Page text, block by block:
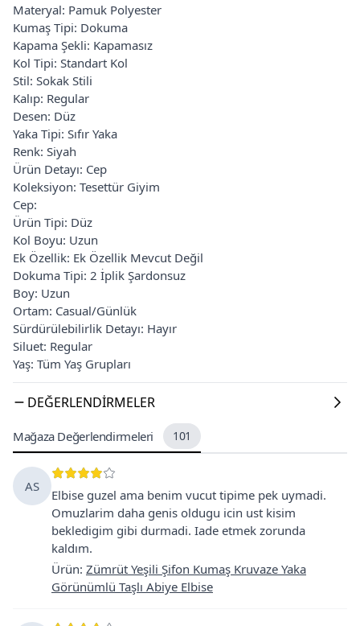
Materyal: Pamuk Polyester
Kumaş Tipi: Dokuma
Kapama Şekli: Kapamasız
Kol Tipi: Standart Kol
Stil: Sokak Stili
Kalıp: Regular
Desen: Düz
Yaka Tipi: Sıfır Yaka
Renk: Siyah
Ürün Detayı: Cep
Koleksiyon: Tesettür Giyim
Cep:
Ürün Tipi: Düz
Kol Boyu: Uzun
Ek Özellik: Ek Özellik Mevcut Değil
Dokuma Tipi: 2 İplik Şardonsuz
Boy: Uzun
Ortam: Casual/Günlük
Sürdürülebilirlik Detayı: Hayır
Siluet: Regular
Yaş: Tüm Yaş Grupları
DEĞERLENDIRMELER
Mağaza Değerlendirmeleri 101
AS
Elbise guzel ama benim vucut tipime pek uymadi.
Omuzlarim daha genis oldugu icin ust kisim
bekledigim gibi durmadi. Iade etmek zorunda
kaldım.
Ürün: Zümrüt Yeşili Şifon Kumaş Kruvaze Yaka
Görünümlü Taşlı Abiye Elbise